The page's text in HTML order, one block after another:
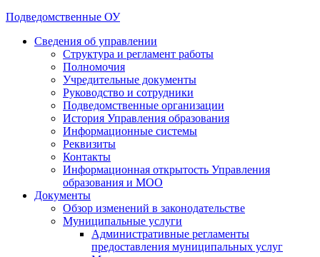
Подведомственные ОУ
Сведения об управлении
Структура и регламент работы
Полномочия
Учредительные документы
Руководство и сотрудники
Подведомственные организации
История Управления образования
Информационные системы
Реквизиты
Контакты
Информационная открытость Управления
образования и МОО
Документы
Обзор изменений в законодательстве
Муниципальные услуги
Административные регламенты
предоставления муниципальных услуг